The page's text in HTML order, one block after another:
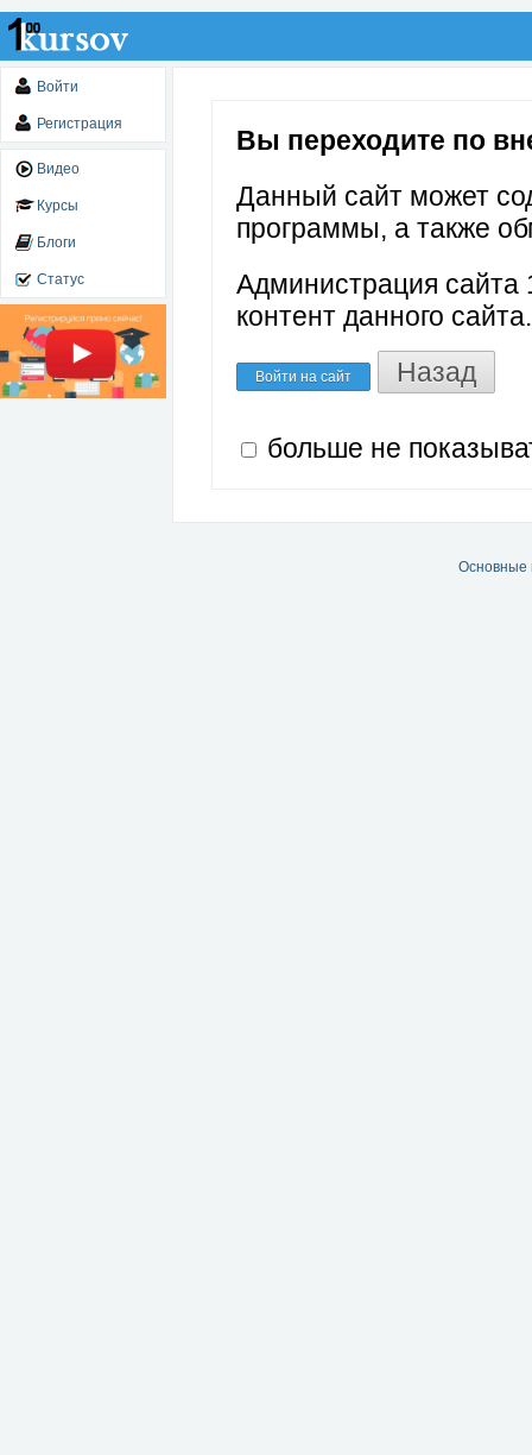
Войти
Регистрация
Видео
Курсы
Блоги
Статус
Вы переходите по
Данный сайт может
программы, а также
Администрация сайта
контент данного сайта.
Войти на сайт Назад
больше не
Основные